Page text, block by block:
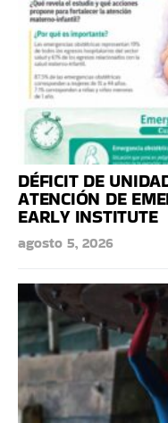
DÉFICIT DE
ATENCIÓN DE
EARLY INSTITUTE
agosto 5, 2026